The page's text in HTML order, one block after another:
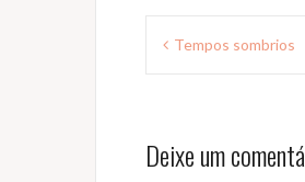
Navegação
Tempos sombrios
Deixe um